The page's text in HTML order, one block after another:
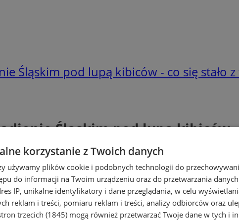
Śląskim pod lupą kibiców - co się stało
Śląskim pod lupą kibiców
korzystanie z Twoich danych
używamy plików cookie i podobnych technologii do
do informacji na Twoim urządzeniu oraz do przetwarzania
IP, unikalne identyfikatory i dane przeglądania, w celu
reklam i treści, pomiaru reklam i treści, analizy odbiorców oraz
trzecich (1845) mogą również przetwarzać Twoje dane w tych i